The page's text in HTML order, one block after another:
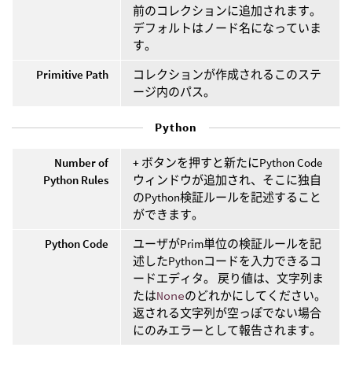
前のコレクションに追加されます。
デフォルトはノード名になっていま
す。
Primitive Path
コレクションが作成されるこのステ
ージ内のパス。
Python
Number of
Python Rules
+ ボタンを押すと新たにPython Code
ウィンドウが追加され、そこに独自
のPython検証ルールを記述すること
ができます。
Python Code
ユーザがPrim単位の検証ルールを記
述したPythonコードを入力できるコ
ードエディタ。 戻り値は、文字列ま
たはNoneのどれかにしてください。
返される文字列が空っぽでない場合
にのみエラーとして報告されます。